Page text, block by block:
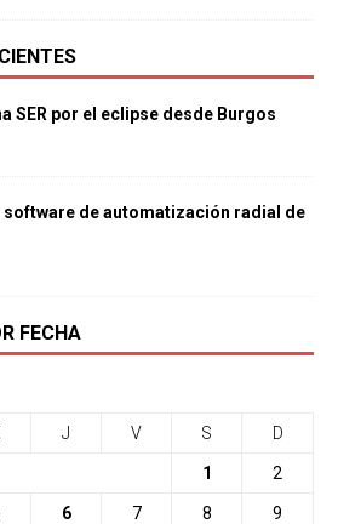
SER por el eclipse desde Burgos
software de automatización radial de
FECHA
J V S D
1 2
6 7 8 9